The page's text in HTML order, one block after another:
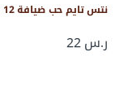
نتس تايم حب ضيافة 12 عبوة
ر.س22